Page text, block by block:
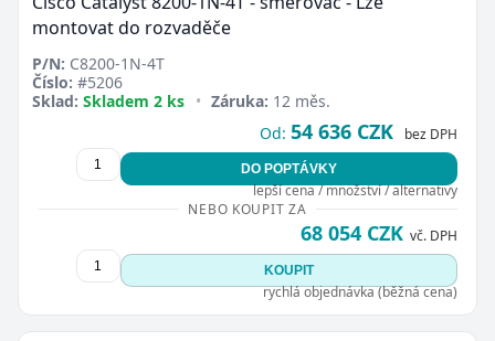
montovat do rozvaděče
P/N: C8200-1N-4T
Číslo: #5206
Sklad: Skladem 2 ks • Záruka: 12 měs.
Od: 54 636 CZK bez DPH
DO POPTÁVKY
lepší cena / množství / alternativy
NEBO KOUPIT ZA
68 054 CZK vč. DPH
KOUPIT
rychlá objednávka (běžná cena)